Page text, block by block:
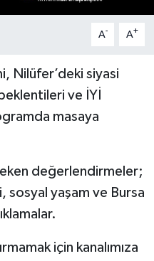
A- A+
Nilüfer’deki siyasi
ve İYİ
masaya
değerlendirmeler;
yaşam ve Bursa
için kanalımıza